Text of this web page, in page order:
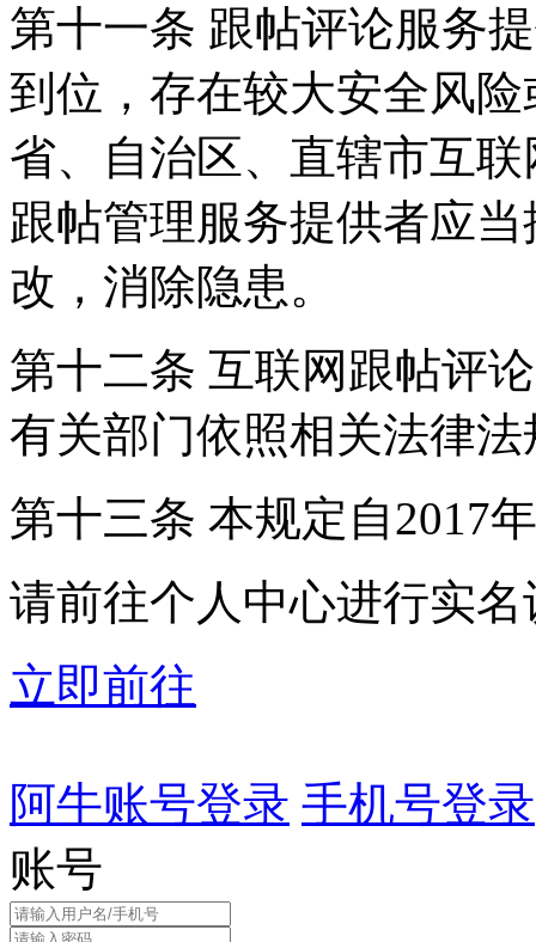
第十一条 跟帖评论服务
到位，存在较大安全风
省、自治区、直辖市互
跟帖管理服务提供者应
改，消除隐患。
第十二条 互联网跟帖评
有关部门依照相关法律
第十三条 本规定自2017
请前往个人中心进行实名
立即前往
阿牛账号登录 手机号登录
账号